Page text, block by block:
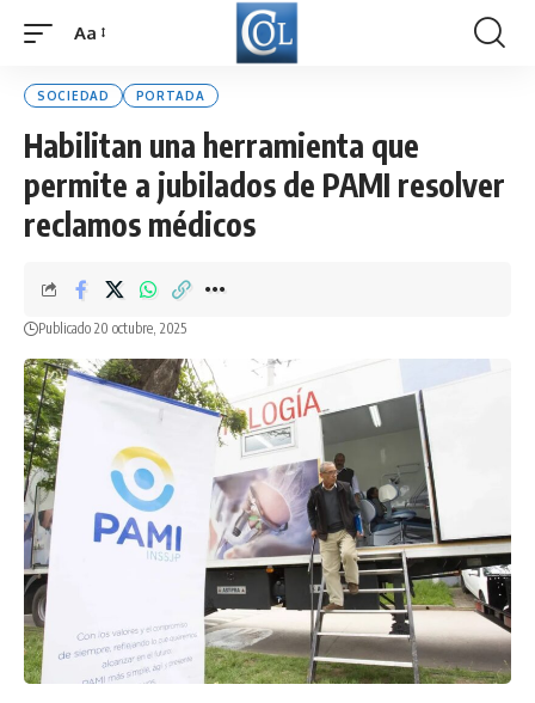
Font
Aa
SOCIEDAD PORTADA
Habilitan una herramienta que
permite a jubilados de PAMI resolver
reclamos médicos
Publicado 20 octubre, 2025